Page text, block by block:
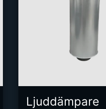
Ljuddämpare